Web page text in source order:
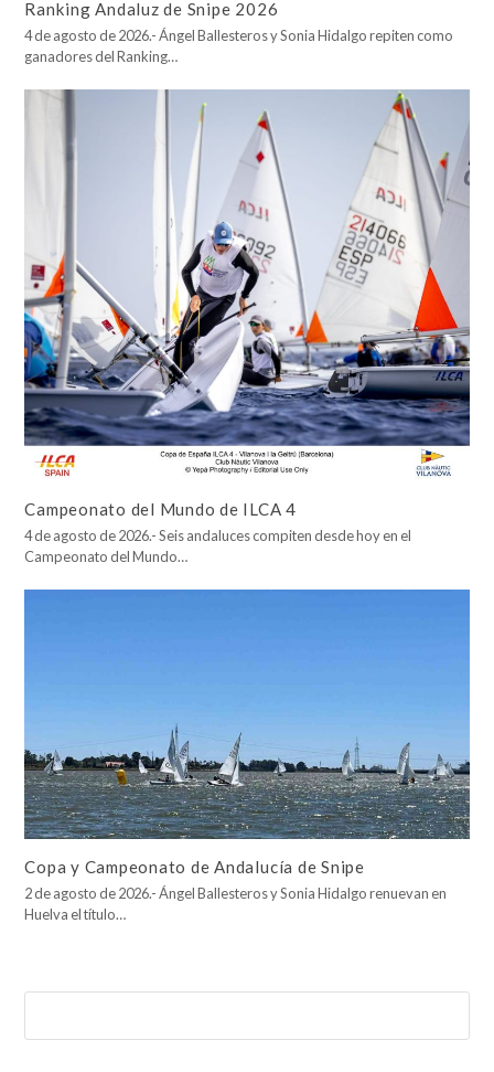
Ranking Andaluz de Snipe 2026
4 de agosto de 2026.- Ángel Ballesteros y Sonia Hidalgo repiten como
ganadores del Ranking…
Campeonato del Mundo de ILCA 4
4 de agosto de 2026.- Seis andaluces compiten desde hoy en el
Campeonato del Mundo…
Copa y Campeonato de Andalucía de Snipe
2 de agosto de 2026.- Ángel Ballesteros y Sonia Hidalgo renuevan en
Huelva el título…